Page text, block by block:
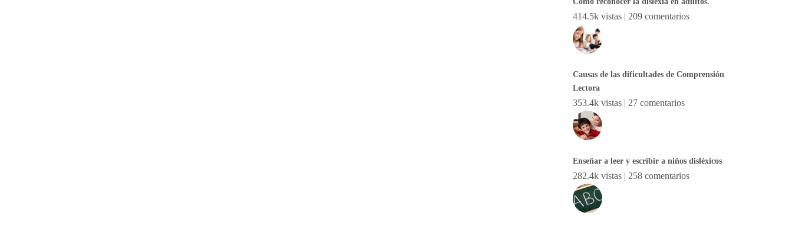
414.5k vistas | 209 comentarios
Causas de las dificultades de Comprensión
Lectora
353.4k vistas | 27 comentarios
Enseñar a leer y escribir a niños disléxicos
282.4k vistas | 258 comentarios